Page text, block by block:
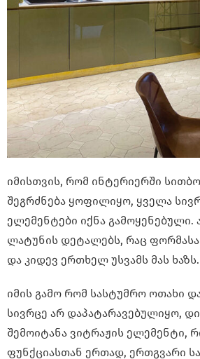
იმისთვის, რომ ინტერიერში
შეგრძნება ყოფილიყო, ყველა
ელემენტები იქნა გამოყენებული.
ლატუნის დეტალებს, რაც
და კიდევ ერთხელ უსვამს მას ხაზს.
იმის გამო რომ სასტუმრო ოთახი
სივრცე არ დაპატარავებულიყო,
შემოიტანა ვიტრაჟის ელემენტი,
ფუნქციასთან ერთად, ერთგვარი